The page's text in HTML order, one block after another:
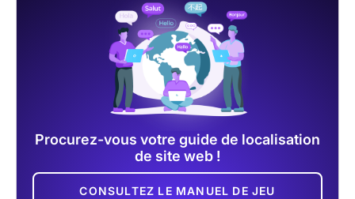
Procurez-vous votre guide de localisation
de site web !
CONSULTEZ LE MANUEL DE JEU